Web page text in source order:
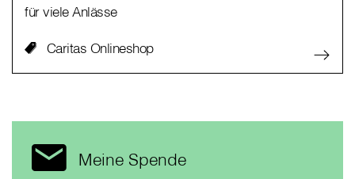
für viele Anlässe
Caritas Onlineshop
Meine Spende